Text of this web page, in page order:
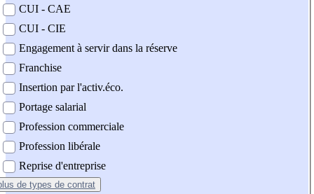
CUI - CAE
CUI - CIE
Engagement à servir dans la réserve
Franchise
Insertion par l'activ.éco.
Portage salarial
Profession commerciale
Profession libérale
Reprise d'entreprise
de types de contrat